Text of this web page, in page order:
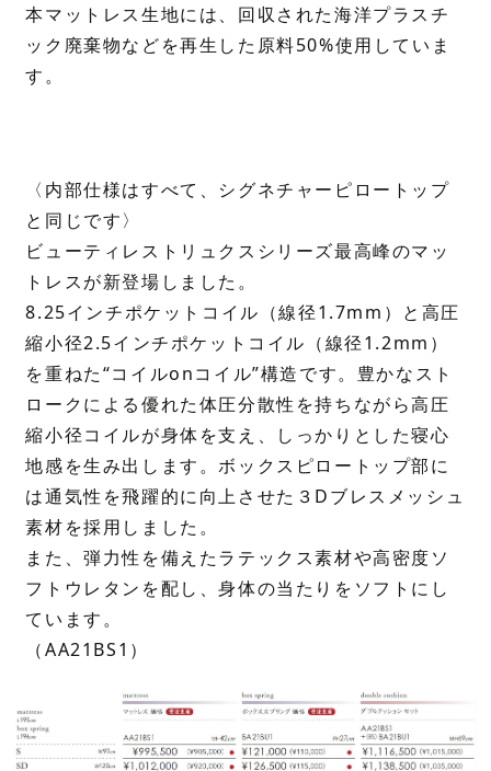
本マットレス生地には、回収された海洋プラスチ
ック廃棄物などを再生した原料50%使用していま
す。
〈内部仕様はすべて、シグネチャーピロートップ
と同じです〉
ビューティレストリュクスシリーズ最高峰のマッ
トレスが新登場しました。
8.25インチポケットコイル（線径1.7mm）と高圧
縮小径2.5インチポケットコイル（線径1.2mm）
を重ねた“コイルonコイル”構造です。豊かなスト
ロークによる優れた体圧分散性を持ちながら高圧
縮小径コイルが身体を支え、しっかりとした寝心
地感を生み出します。ボックスピロートップ部に
は通気性を飛躍的に向上させた３Dブレスメッシュ
素材を採用しました。
また、弾力性を備えたラテックス素材や高密度ソ
フトウレタンを配し、身体の当たりをソフトにし
ています。
（AA21BS1）